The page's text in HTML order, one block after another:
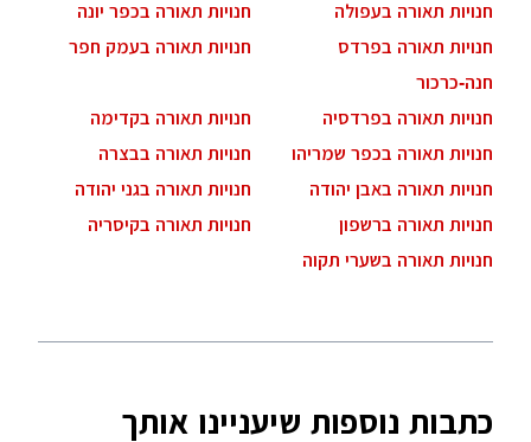
חנויות תאורה בעפולה
חנויות תאורה בכפר יונה
חנויות תאורה בפרדס
חנה-כרכור
חנויות תאורה בעמק חפר
חנויות תאורה בפרדסיה
חנויות תאורה בקדימה
חנויות תאורה בכפר שמריהו
חנויות תאורה בבצרה
חנויות תאורה באבן יהודה
חנויות תאורה בגני יהודה
חנויות תאורה ברשפון
חנויות תאורה בקיסריה
חנויות תאורה בשערי תקוה
כתבות נוספות שיעניינו אותך